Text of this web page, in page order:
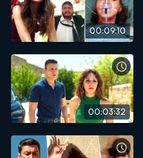
00:09:10
00:03:32